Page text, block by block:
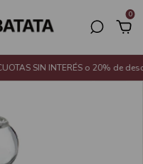
0
SIN INTERÉS o 20% de